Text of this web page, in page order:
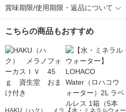
賞味期限/使用期限・返品について
こちらの商品もおすすめ